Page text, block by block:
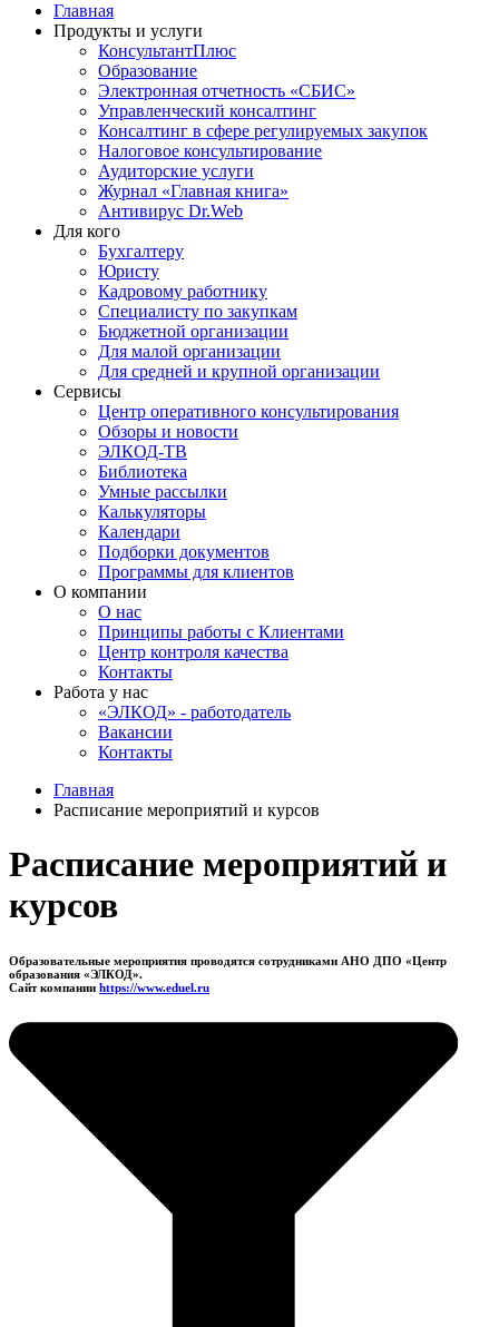
Главная
Продукты и услуги
КонсультантПлюс
Образование
Электронная отчетность «СБИС»
Управленческий консалтинг
Консалтинг в сфере регулируемых закупок
Налоговое консультирование
Аудиторские услуги
Журнал «Главная книга»
Антивирус Dr.Web
Для кого
Бухгалтеру
Юристу
Кадровому работнику
Специалисту по закупкам
Бюджетной организации
Для малой организации
Для средней и крупной организации
Сервисы
Центр оперативного консультирования
Обзоры и новости
ЭЛКОД-ТВ
Библиотека
Умные рассылки
Калькуляторы
Календари
Подборки документов
Программы для клиентов
О компании
О нас
Принципы работы с Клиентами
Центр контроля качества
Контакты
Работа у нас
«ЭЛКОД» - работодатель
Вакансии
Контакты
Главная
Расписание мероприятий и курсов
Расписание мероприятий и
курсов
Образовательные мероприятия проводятся сотрудниками АНО ДПО «Центр
образования «ЭЛКОД».
Сайт компании https://www.eduel.ru